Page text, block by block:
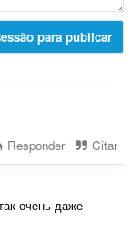
para publicar
Responder Citar
очень даже